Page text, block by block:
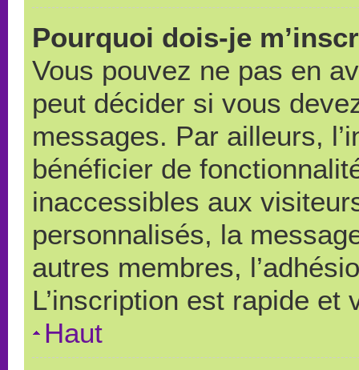
Pourquoi dois-je
Vous pouvez ne pas en
peut décider si vous
messages. Par ailleurs,
bénéficier de
inaccessibles aux
personnalisés, la
autres membres,
L’inscription est rapide et
Haut